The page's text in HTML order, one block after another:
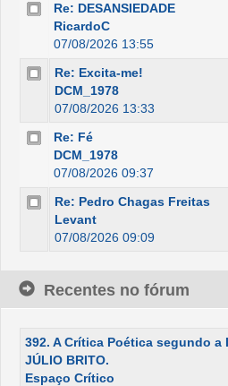
Re: DESANSIEDADE
RicardoC
07/08/2026 13:55
Re: Excita-me!
DCM_1978
07/08/2026 13:33
Re: Fé
DCM_1978
07/08/2026 09:37
Re: Pedro Chagas Freitas
Levant
07/08/2026 09:09
Recentes no fórum
392. A Crítica Poética segundo
JÚLIO BRITO.
Espaço Crítico